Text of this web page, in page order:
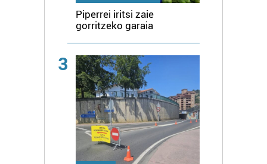
Piperrei iritsi zaie
gorritzeko garaia
3